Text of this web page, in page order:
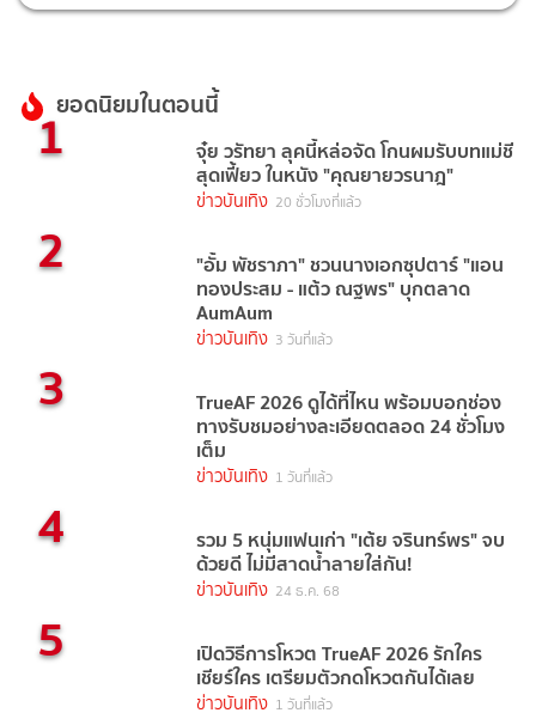
ยอดนิยมในตอนนี้
1 จุ๋ย วรัทยา ลุคนี้หล่อจัด โกนผมรับบทแม่ชี
สุดเฟี้ยว ในหนัง "คุณยายวรนาฎ"
ข่าวบันเทิง 20 ชั่วโมงที่แล้ว
2 "อั้ม พัชราภา" ชวนนางเอกซุปตาร์ "แอน
ทองประสม - แต้ว ณฐพร" บุกตลาด
AumAum
ข่าวบันเทิง 3 วันที่แล้ว
3 TrueAF 2026 ดูได้ที่ไหน พร้อมบอกช่อง
ทางรับชมอย่างละเอียดตลอด 24 ชั่วโมง
เต็ม
ข่าวบันเทิง 1 วันที่แล้ว
4 รวม 5 หนุ่มแฟนเก่า "เต้ย จรินทร์พร" จบ
ด้วยดี ไม่มีสาดน้ำลายใส่กัน!
ข่าวบันเทิง 24 ธ.ค. 68
5 เปิดวิธีการโหวต TrueAF 2026 รักใคร
เชียร์ใคร เตรียมตัวกดโหวตกันได้เลย
ข่าวบันเทิง 1 วันที่แล้ว